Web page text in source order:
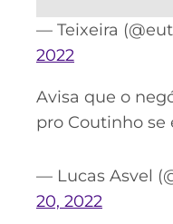
— Teixeira
2022
Avisa que o
pro Coutinho se
— Lucas Asvel
20, 2022